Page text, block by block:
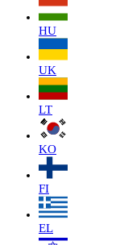
HU
UK
LT
KO
FI
EL